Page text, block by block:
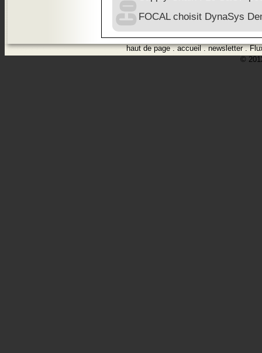
FOCAL choisit DynaSys
haut de page.accueil.newsletter.
©